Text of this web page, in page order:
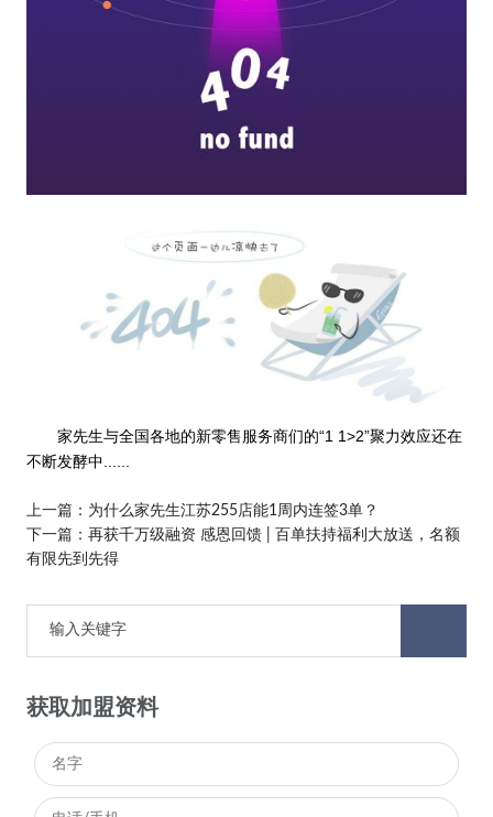
家先生与全国各地的新零售服务商们的“1 1>2”聚力效应还在
不断发酵中......
上一篇： 为什么家先生江苏255店能1周内连签3单？
下一篇：再获千万级融资 感恩回馈 | 百单扶持福利大放送，名额
有限先到先得
获取加盟资料